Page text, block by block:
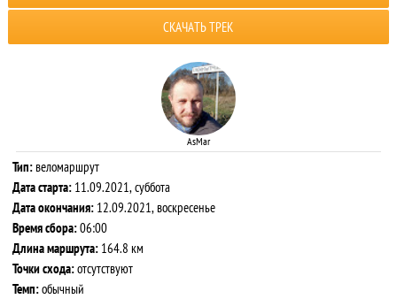
СКАЧАТЬ ТРЕК
AsMar
Тип:веломаршрут
Дата старта:11.09.2021, суббота
Дата окончания:12.09.2021, воскресенье
Время сбора:06:00
Длина маршрута:164.8 км
Точки схода:отсутствуют
Темп:обычный